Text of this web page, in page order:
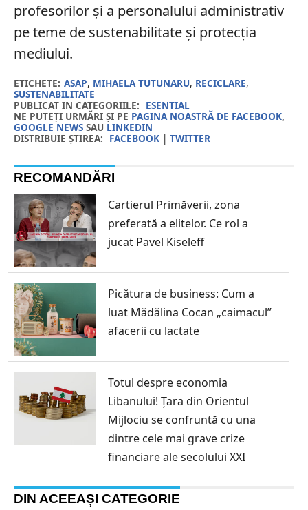
profesorilor și a personalului administrativ
pe teme de sustenabilitate și protecția
mediului.
ETICHETE: ASAP, MIHAELA TUTUNARU, RECICLARE,
SUSTENABILITATE
PUBLICAT IN CATEGORIILE: ESENTIAL
NE PUTEȚI URMĂRI ȘI PE PAGINA NOASTRĂ DE FACEBOOK,
GOOGLE NEWSSAU LINKEDIN
DISTRIBUIE ȘTIREA: FACEBOOK| TWITTER
RECOMANDĂRI
Cartierul Primăverii, zona
preferată a elitelor. Ce rol a
jucat Pavel Kiseleff
Picătura de business: Cum a
luat Mădălina Cocan „caimacul”
afacerii cu lactate
Totul despre economia
Libanului! Țara din Orientul
Mijlociu se confruntă cu una
dintre cele mai grave crize
financiare ale secolului XXI
DIN ACEEAȘI CATEGORIE